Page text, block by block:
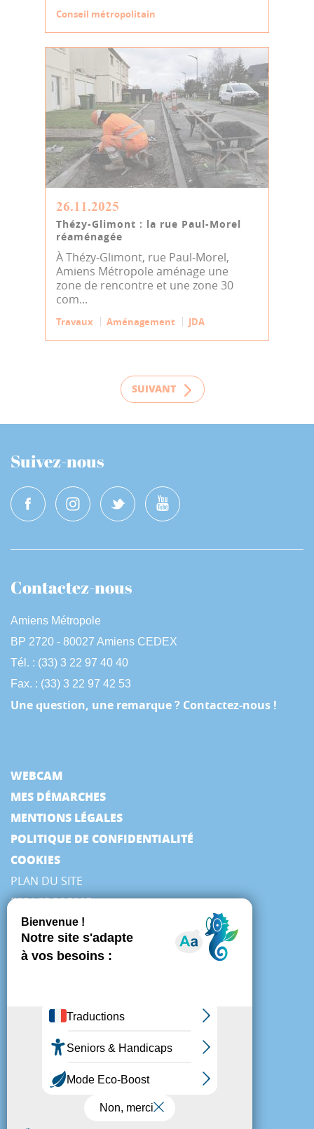
Conseil métropolitain
26.11.2025
Thézy-Glimont : la rue Paul-Morel
réaménagée
À Thézy-Glimont, rue Paul-Morel,
Amiens Métropole aménage une
zone de rencontre et une zone 30
com...
Travaux Aménagement JDA
SUIVANT
Suivez-nous
Contactez-nous
Amiens Métropole
BP 2720 - 80027 Amiens CEDEX
Tél. : (33) 3 22 97 40 40
Fax. : (33) 3 22 97 42 53
Une question, une remarque ? Contactez-nous !
WEBCAM
MES DÉMARCHES
MENTIONS LÉGALES
POLITIQUE DE CONFIDENTIALITÉ
COOKIES
PLAN DU SITE
ESPACE PRESSE